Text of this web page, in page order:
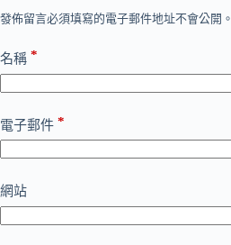
發佈留言必須填寫的電子郵件地址不會公開。
名稱 *
電子郵件 *
網站